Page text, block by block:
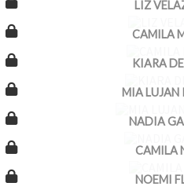
LIZ
CAMILA
KIARA
MIA LUJAN
NADIA
CAMILA
NOEMI